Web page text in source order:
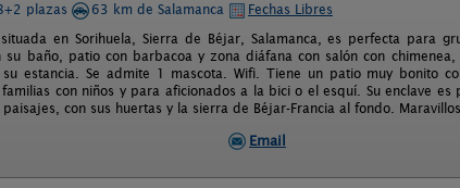
plazas 63 km de Salamanca
Fechas Libres
en Sorihuela, Sierra de Béjar, Salamanca, es perfecta para
baño, patio con barbacoa y zona diáfana con salón con
estancia. Se admite 1 mascota. Wifi. Tiene un patio muy bonito
con niños y para aficionados a la bici o el esquí. Su enclave es
con sus huertas y la sierra de Béjar-Francia al fondo.
Email